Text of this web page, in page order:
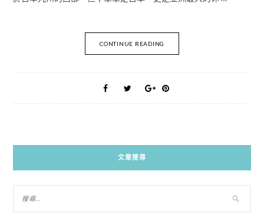
CONTINUE READING
文章搜尋